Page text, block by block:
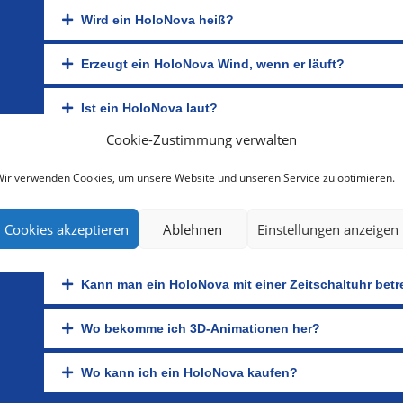
Cookie-Zustimmung verwalten
verwenden Cookies, um unsere Website und unseren Service zu optimieren.
Cookies akzeptieren Ablehnen Einstellungen anzeigen
Wird ein HoloNova heiß?
Erzeugt ein HoloNova Wind, wenn er läuft?
Ist ein HoloNova laut?
Was passiert, wenn man in einen laufenden
Können mehrere HoloNova synchron geschaltet
Gibt es auch größere Geräte?
Kann man ein HoloNova mit einer Zeitschaltuhr
Wo bekomme ich 3D-Animationen her?
Wo kann ich ein HoloNova kaufen?